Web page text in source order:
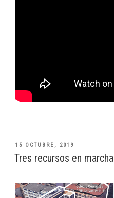
PUBLICADO
EL
15 OCTUBRE, 2019
Tres recursos en marcha